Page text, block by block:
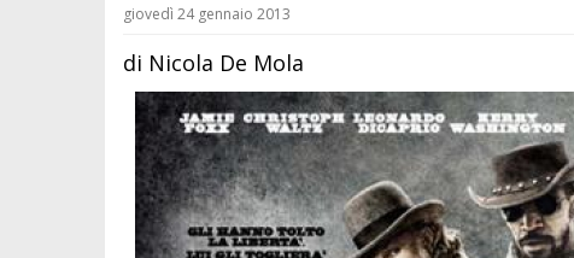
giovedì 24 gennaio 2013
di Nicola De Mola